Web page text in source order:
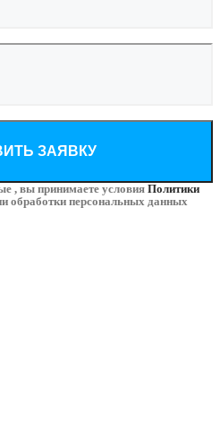
, вы принимаете условия Политики
обработки персональных данных